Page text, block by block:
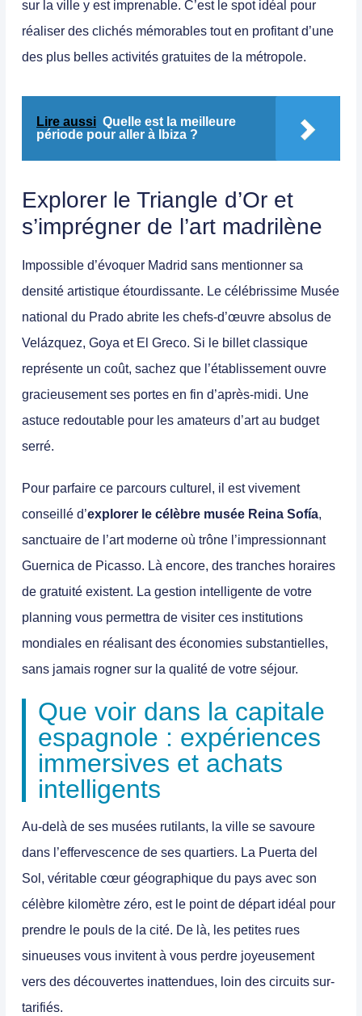
sur la ville y est imprenable. C’est le spot idéal pour
réaliser des clichés mémorables tout en profitant d’une
des plus belles activités gratuites de la métropole.
Lire aussi Quelle est la meilleure
période pour aller à Ibiza ?
Explorer le Triangle d’Or et
s’imprégner de l’art madrilène
Impossible d’évoquer Madrid sans mentionner sa
densité artistique étourdissante. Le célébrissime Musée
national du Prado abrite les chefs-d’œuvre absolus de
Velázquez, Goya et El Greco. Si le billet classique
représente un coût, sachez que l’établissement ouvre
gracieusement ses portes en fin d’après-midi. Une
astuce redoutable pour les amateurs d’art au budget
serré.
Pour parfaire ce parcours culturel, il est vivement
conseillé d’explorer le célèbre musée Reina Sofía,
sanctuaire de l’art moderne où trône l’impressionnant
Guernica de Picasso. Là encore, des tranches horaires
de gratuité existent. La gestion intelligente de votre
planning vous permettra de visiter ces institutions
mondiales en réalisant des économies substantielles,
sans jamais rogner sur la qualité de votre séjour.
Que voir dans la capitale
espagnole : expériences
immersives et achats
intelligents
Au-delà de ses musées rutilants, la ville se savoure
dans l’effervescence de ses quartiers. La Puerta del
Sol , véritable cœur géographique du pays avec son
célèbre kilomètre zéro, est le point de départ idéal pour
prendre le pouls de la cité. De là, les petites rues
sinueuses vous invitent à vous perdre joyeusement
vers des découvertes inattendues, loin des circuits sur-
tarifiés.